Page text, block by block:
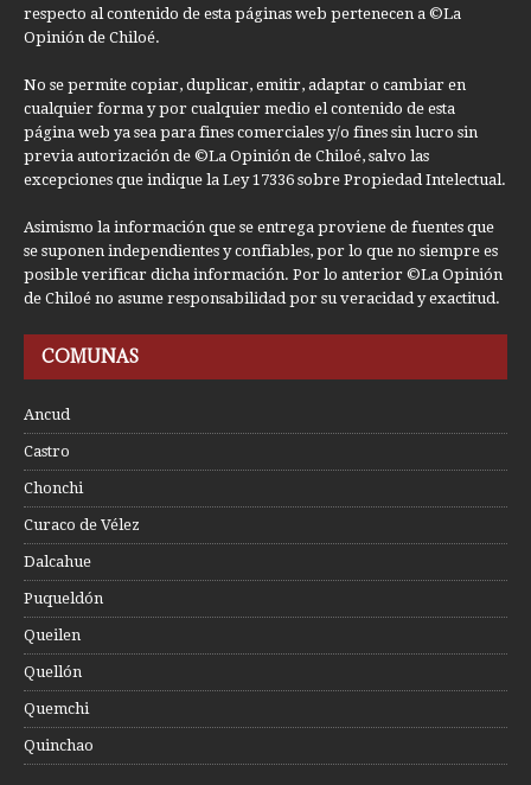
respecto al contenido de esta páginas web pertenecen a ©La
Opinión de Chiloé.
No se permite copiar, duplicar, emitir, adaptar o cambiar en
cualquier forma y por cualquier medio el contenido de esta
página web ya sea para fines comerciales y/o fines sin lucro sin
previa autorización de ©La Opinión de Chiloé, salvo las
excepciones que indique la Ley 17336 sobre Propiedad Intelectual.
Asimismo la información que se entrega proviene de fuentes que
se suponen independientes y confiables, por lo que no siempre es
posible verificar dicha información. Por lo anterior ©La Opinión
de Chiloé no asume responsabilidad por su veracidad y exactitud.
COMUNAS
Ancud
Castro
Chonchi
Curaco de Vélez
Dalcahue
Puqueldón
Queilen
Quellón
Quemchi
Quinchao